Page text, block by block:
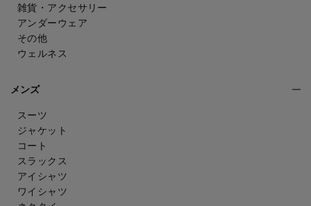
雑貨・アクセサリー
アンダーウェア
その他
ウェルネス
メンズ
スーツ
ジャケット
コート
スラックス
アイシャツ
ワイシャツ